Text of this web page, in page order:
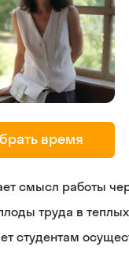
время
смысл работы
труда в
студентам